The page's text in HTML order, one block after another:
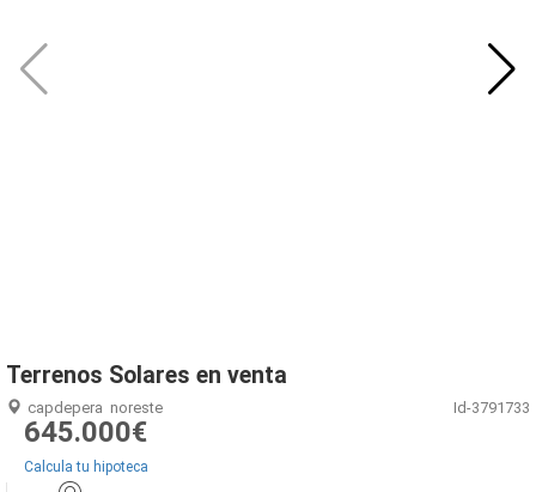
Terrenos Solares en venta
capdepera noreste Id-3791733
645.000€
Calcula tu hipoteca